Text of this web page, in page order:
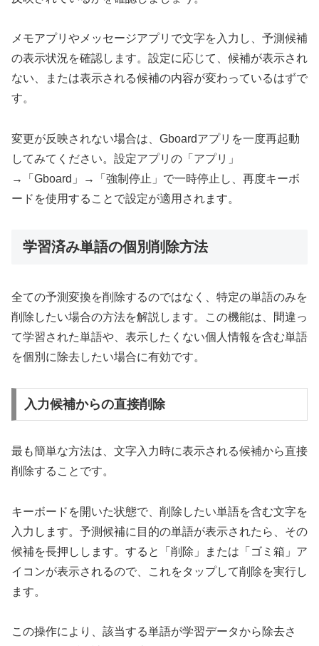
メモアプリやメッセージアプリで文字を入力し、予測候補
の表示状況を確認します。設定に応じて、候補が表示され
ない、または表示される候補の内容が変わっているはずで
す。
変更が反映されない場合は、Gboardアプリを一度再起動
してみてください。設定アプリの「アプリ」
→「Gboard」→「強制停止」で一時停止し、再度キーボ
ードを使用することで設定が適用されます。
学習済み単語の個別削除方法
全ての予測変換を削除するのではなく、特定の単語のみを
削除したい場合の方法を解説します。この機能は、間違っ
て学習された単語や、表示したくない個人情報を含む単語
を個別に除去したい場合に有効です。
入力候補からの直接削除
最も簡単な方法は、文字入力時に表示される候補から直接
削除することです。
キーボードを開いた状態で、削除したい単語を含む文字を
入力します。予測候補に目的の単語が表示されたら、その
候補を長押しします。すると「削除」または「ゴミ箱」ア
イコンが表示されるので、これをタップして削除を実行し
ます。
この操作により、該当する単語が学習データから除去さ